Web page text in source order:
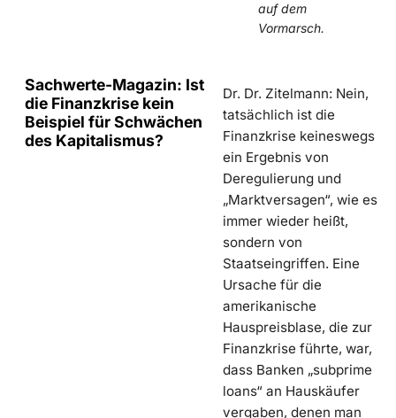
auf dem
Vormarsch.
Sachwerte-Magazin: Ist
die Finanzkrise kein
Beispiel für Schwächen
des Kapitalismus?
Dr. Dr. Zitelmann: Nein,
tatsächlich ist die
Finanzkrise keineswegs
ein Ergebnis von
Deregulierung und
„Marktversagen“, wie es
immer wieder heißt,
sondern von
Staatseingriffen. Eine
Ursache für die
amerikanische
Hauspreisblase, die zur
Finanzkrise führte, war,
dass Banken „subprime
loans“ an Hauskäufer
vergaben, denen man